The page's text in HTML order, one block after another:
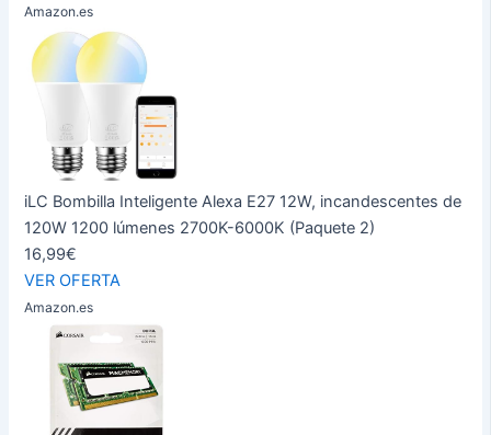
Amazon.es
iLC Bombilla Inteligente Alexa E27 12W, incandescentes de
120W 1200 lúmenes 2700K-6000K (Paquete 2)
16,99€
VER OFERTA
Amazon.es